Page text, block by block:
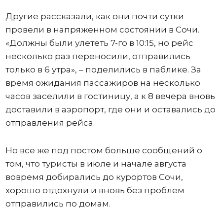
Другие рассказали, как они почти сутки
провели в напряженном состоянии в Сочи.
«Должны были улететь 7-го в 10:15, но рейс
несколько раз переносили, отправились
только в 6 утра», – поделились в паблике. За
время ожидания пассажиров на несколько
часов заселили в гостиницу, а к 8 вечера вновь
доставили в аэропорт, где они и оставались до
отправления рейса.
Но все же под постом больше сообщений о
том, что туристы в июле и начале августа
вовремя добирались до курортов Сочи,
хорошо отдохнули и вновь без проблем
отправились по домам.